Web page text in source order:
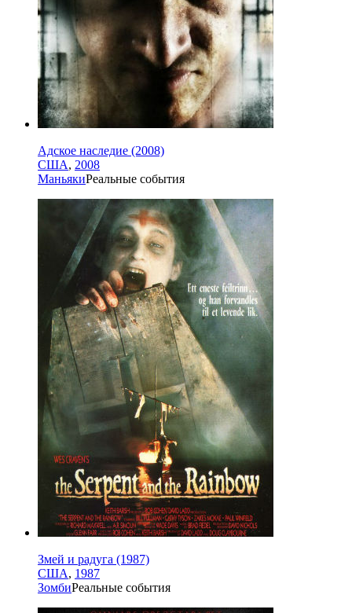
Адское наследие (2008)
США, 2008
МаньякиРеальные события
Змей и радуга (1987)
США, 1987
ЗомбиРеальные события